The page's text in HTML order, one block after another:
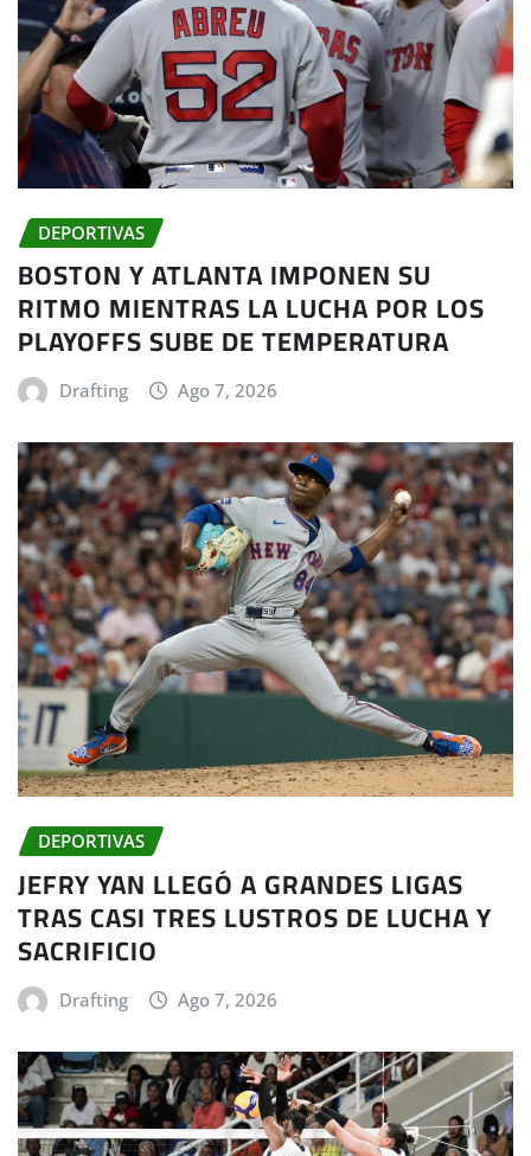
DEPORTIVAS
BOSTON Y ATLANTA IMPONEN SU
RITMO MIENTRAS LA LUCHA POR LOS
PLAYOFFS SUBE DE TEMPERATURA
Drafting Ago 7, 2026
DEPORTIVAS
JEFRY YAN LLEGÓ A GRANDES LIGAS
TRAS CASI TRES LUSTROS DE LUCHA Y
SACRIFICIO
Drafting Ago 7, 2026